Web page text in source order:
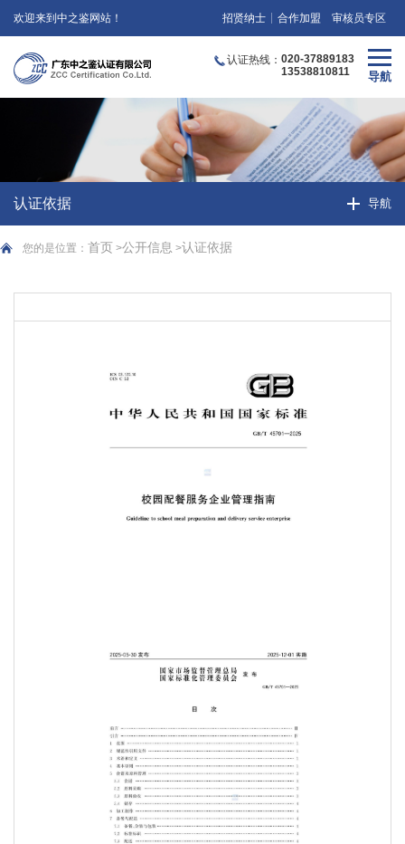
欢迎来到中之鉴网站！ 招贤纳士 合作加盟 审核员专区
认证热线： 020-37889183
13538810811
认证依据
您的是位置： 首页 >公开信息 >认证依据